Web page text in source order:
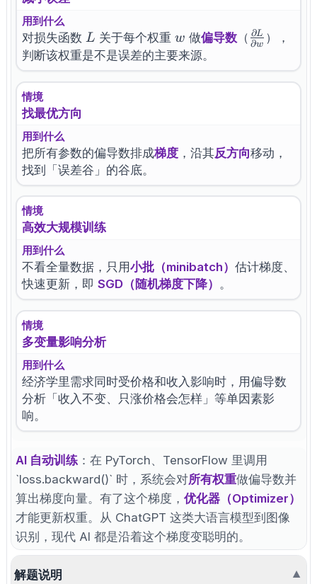
用到什么
对损失函数 L
L 关于每个权重 w
w 做偏导数（ ∂w
∂L ），
判断该权重是不是误差的主要来源。
情境
找最优方向
用到什么
把所有参数的偏导数排成梯度 ，沿其反方向移动，
找到「误差谷」的谷底。
情境
高效大规模训练
用到什么
不看全量数据，只用小批（minibatch） 估计梯度、
快速更新，即 SGD（随机梯度下降） 。
情境
多变量影响分析
用到什么
经济学里需求同时受价格和收入影响时，用偏导数
分析「收入不变、只涨价格会怎样」等单因素影
响。
AI 自动训练 ：在 PyTorch、TensorFlow 里调用
`loss.backward()` 时，系统会对所有权重做偏导数并
算出梯度向量。有了这个梯度，优化器（Optimizer）
才能更新权重。从 ChatGPT 这类大语言模型到图像
识别，现代 AI 都是沿着这个梯度变聪明的。
解题说明 ▼